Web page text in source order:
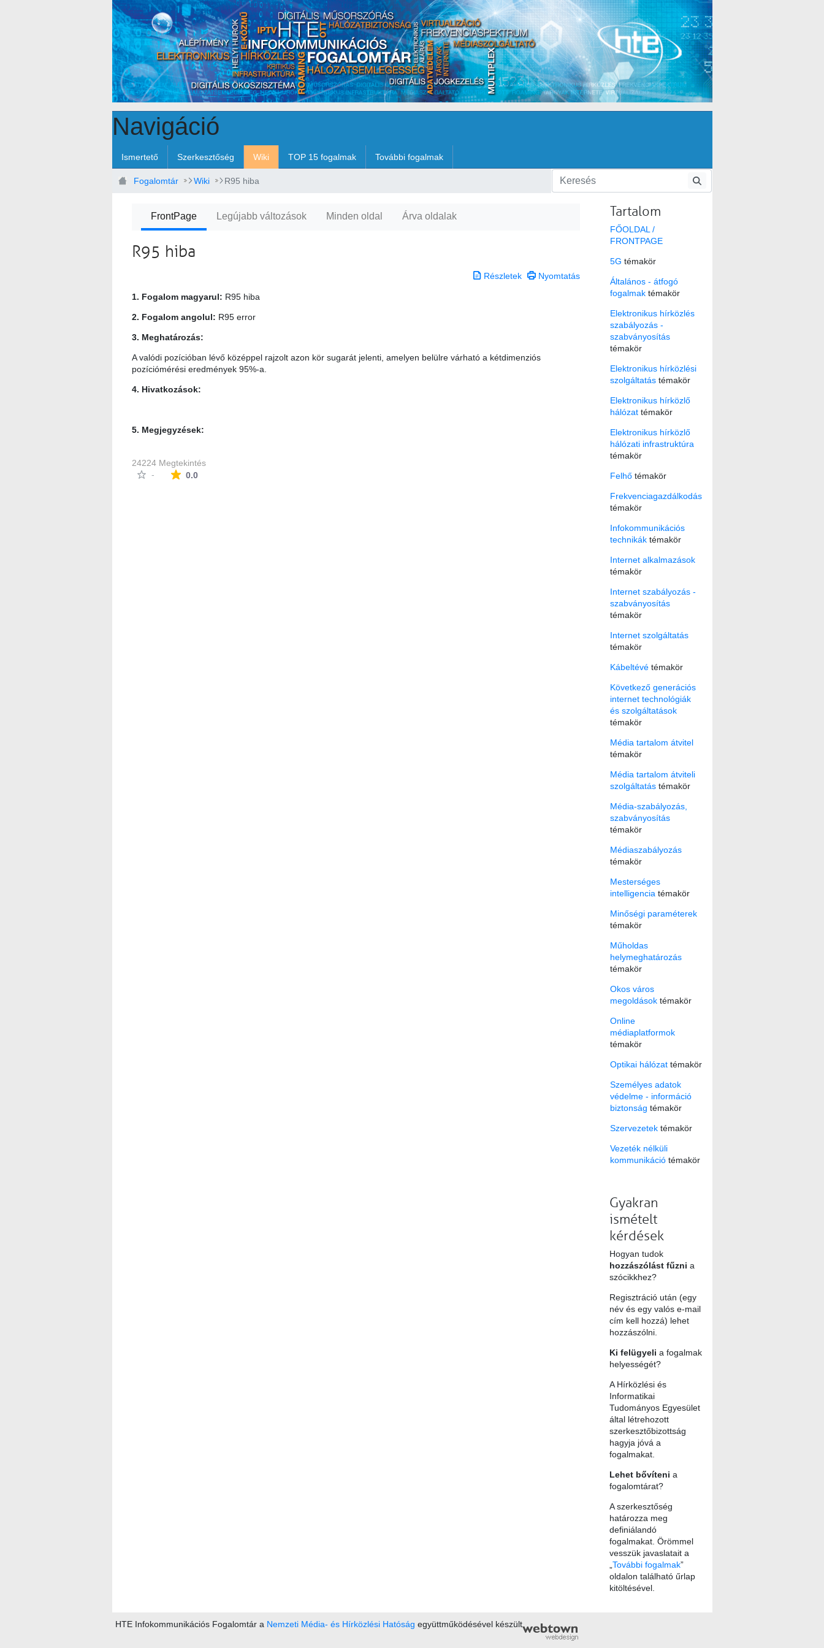
Navigáció
Ismertető Szerkesztőség Wiki TOP 15 fogalmak További fogalmak
Fogalomtár Wiki R95 hiba
FrontPage Legújabb változások Minden oldal Árva oldalak
R95 hiba
Részletek Nyomtatás
1. Fogalom magyarul: R95 hiba
2. Fogalom angolul: R95 error
3. Meghatározás:
A valódi pozícióban lévő középpel rajzolt azon kör sugarát jelenti, amelyen belülre várható a kétdimenziós
pozíciómérési eredmények 95%-a.
4. Hivatkozások:
5. Megjegyzések:
24224 Megtekintés
-
0.0Az átlagos minősítés 0 csillag a lehetséges 5-ből.
Tartalom
FŐOLDAL /
FRONTPAGE
5G témakör
Általános - átfogó
fogalmaktémakör
Elektronikus hírközlés
szabályozás -
szabványosítás
témakör
Elektronikus hírközlési
szolgáltatástémakör
Elektronikus hírközlő
hálózattémakör
Elektronikus hírközlő
hálózati infrastruktúra
témakör
Felhőtémakör
Frekvenciagazdálkodás
témakör
Infokommunikációs
technikáktémakör
Internet alkalmazások
témakör
Internet szabályozás -
szabványosítás
témakör
Internet szolgáltatás
témakör
Kábeltévétémakör
Következő generációs
internet technológiák
és szolgáltatások
témakör
Média tartalom átvitel
témakör
Média tartalom átviteli
szolgáltatástémakör
Média-szabályozás,
szabványosítás
témakör
Médiaszabályozás
témakör
Mesterséges
intelligencia témakör
Minőségi paraméterek
témakör
Műholdas
helymeghatározás
témakör
Okos város
megoldásoktémakör
Online
médiaplatformok
témakör
Optikai hálózattémakör
Személyes adatok
védelme - információ
biztonság témakör
Szervezetektémakör
Vezeték nélküli
kommunikációtémakör
Gyakran
ismételt
kérdések
Hogyan tudok
hozzászólást fűzni a
szócikkhez?
Regisztráció után (egy
név és egy valós e-mail
cím kell hozzá) lehet
hozzászólni.
Ki felügyeli a fogalmak
helyességét?
A Hírközlési és
Informatikai
Tudományos Egyesület
által létrehozott
szerkesztőbizottság
hagyja jóvá a
fogalmakat.
Lehet bővíteni a
fogalomtárat?
A szerkesztőség
határozza meg
definiálandó
fogalmakat. Örömmel
vesszük javaslatait a
További fogalmak”
oldalon található űrlap
kitöltésével.
HTE Infokommunikációs Fogalomtár a Nemzeti Média- és Hírközlési Hatóság együttműködésével készült